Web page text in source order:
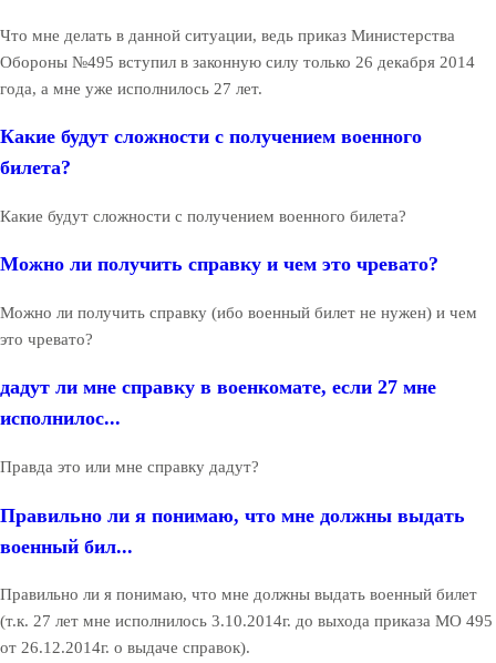
Что мне делать в данной ситуации, ведь приказ Министерства
Обороны №495 вступил в законную силу только 26 декабря 2014
года, а мне уже исполнилось 27 лет.
Какие будут сложности с получением военного
билета?
Какие будут сложности с получением военного билета?
Можно ли получить справку и чем это чревато?
Можно ли получить справку (ибо военный билет не нужен) и чем
это чревато?
дадут ли мне справку в военкомате, если 27 мне
исполнилос...
Правда это или мне справку дадут?
Правильно ли я понимаю, что мне должны выдать
военный бил...
Правильно ли я понимаю, что мне должны выдать военный билет
(т.к. 27 лет мне исполнилось 3.10.2014г. до выхода приказа МО 495
от 26.12.2014г. о выдаче справок).